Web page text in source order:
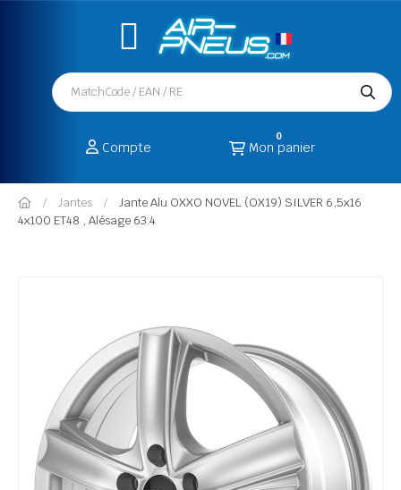
Compte Mon panier
0
Jantes
Jante Alu OXXO NOVEL (OX19) SILVER 6,5x16
4x100 ET48 , Alésage 63.4